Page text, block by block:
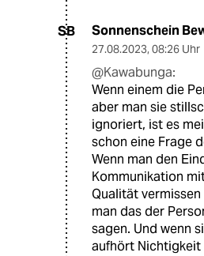
SB Sonnenschein
27.08.2023, 08:26 Uhr
@Kawabunga:
Wenn einem die
aber man sie
ignoriert, ist es
schon eine Frage
Wenn man den
Kommunikation
Qualität
man das der
sagen. Und wenn
aufhört Nichtigkeit